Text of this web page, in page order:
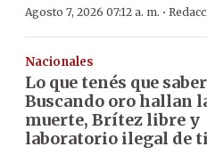
Agosto 7, 2026 07:12 a. m. ·
Nacionales
Lo que tenés que
Buscando oro hallan
muerte, Brítez libre y
laboratorio ilegal de